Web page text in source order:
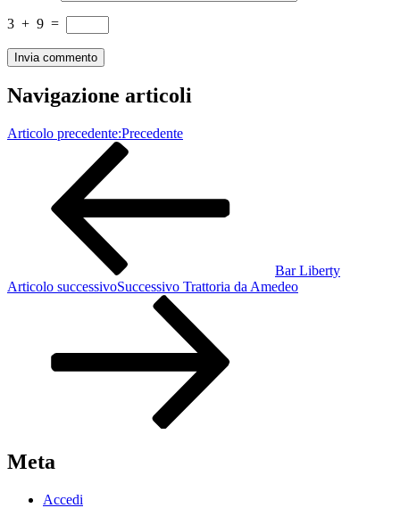
3 + 9 =
Navigazione articoli
Articolo precedente:Precedente
Bar Liberty
Articolo successivoSuccessivo Trattoria da Amedeo
Meta
Accedi